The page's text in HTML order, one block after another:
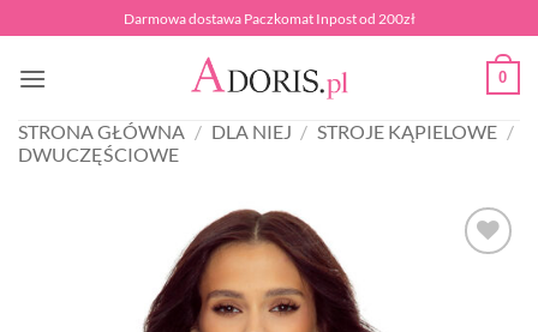
do
zawartości
Darmowa dostawa Paczkomat Inpost od 200zł
0
STRONA GŁÓWNA / DLA NIEJ / STROJE KĄPIELOWE /
DWUCZĘŚCIOWE